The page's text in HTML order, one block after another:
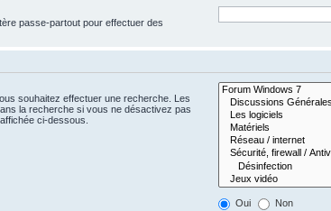
passe-partout pour effectuer des
souhaitez effectuer une recherche. Les
la recherche si vous ne désactivez pas
ci-dessous.
Oui Non